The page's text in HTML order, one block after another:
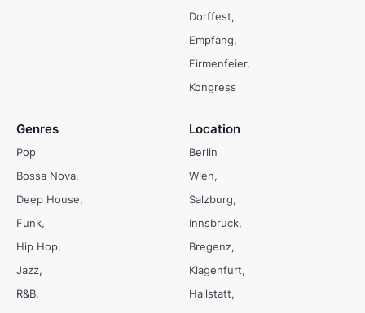
Dorffest
Empfang
Firmenfeier
Kongress
Genres
Pop
Bossa Nova
Deep House
Funk
Hip Hop
Jazz
R&B
Location
Berlin
Wien
Salzburg
Innsbruck
Bregenz
Klagenfurt
Hallstatt